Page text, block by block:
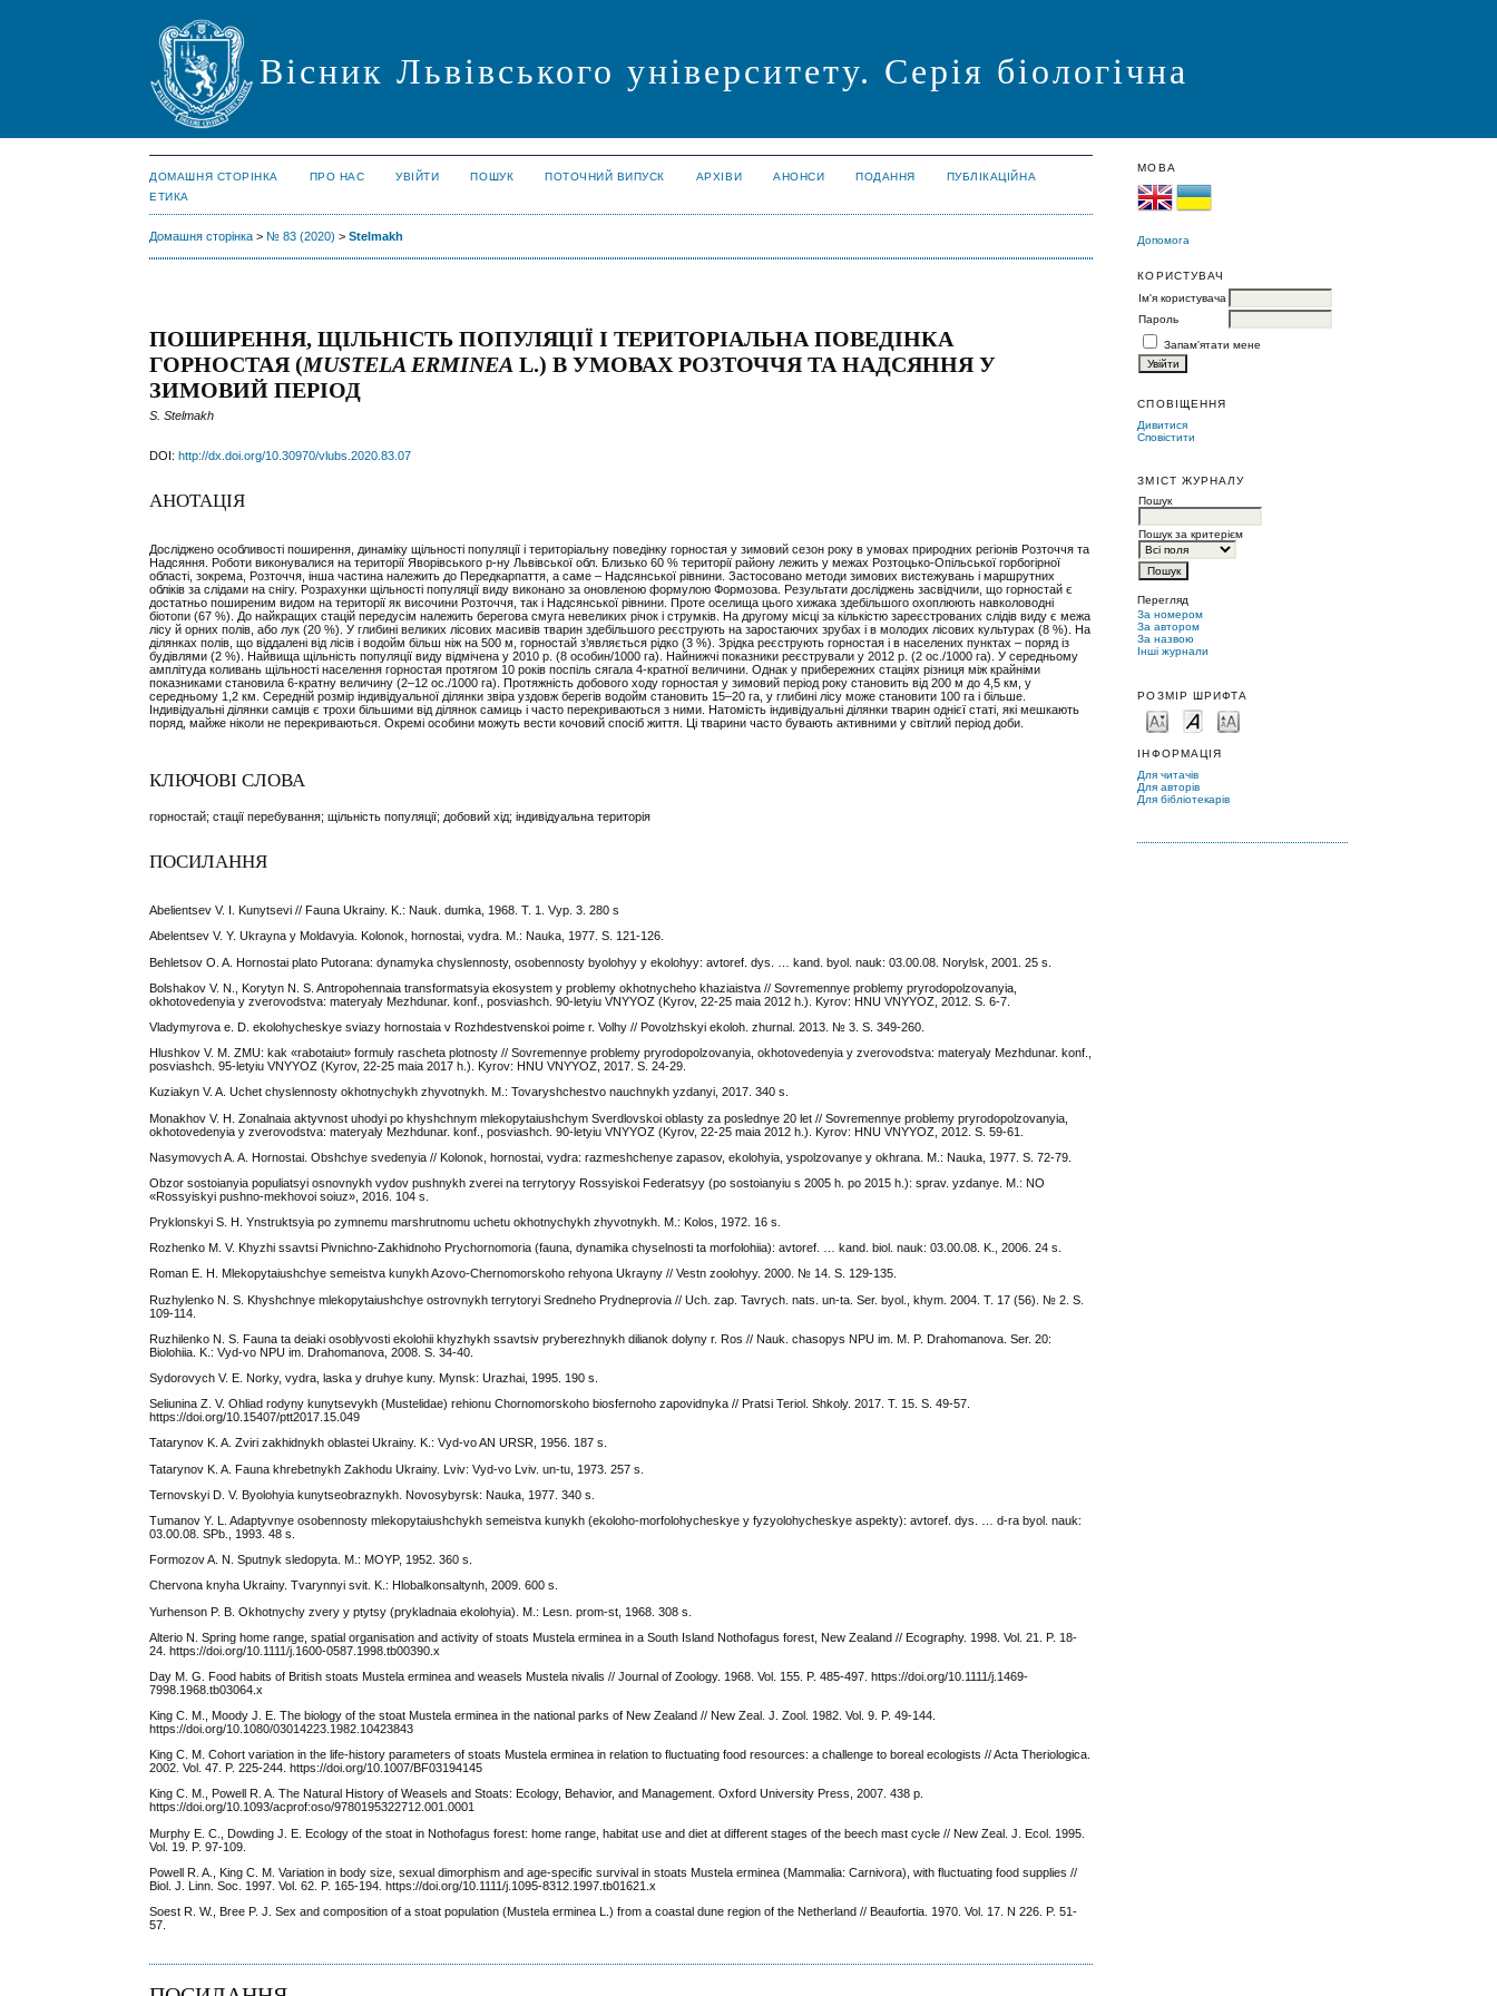
Вісник Львівського університету. Серія біологічна
МОВА
Допомога
КОРИСТУВАЧ
Ім'я користувача
Пароль
Запам'ятати мене
СПОВІЩЕННЯ
Дивитися
Сповістити
ЗМІСТ ЖУРНАЛУ
Пошук
Пошук за критерієм
Перегляд
За номером
За автором
За назвою
Інші журнали
РОЗМІР ШРИФТА
ІНФОРМАЦІЯ
Для читачів
Для авторів
Для бібліотекарів
ДОМАШНЯ СТОРІНКА ПРО НАС УВІЙТИ ПОШУК ПОТОЧНИЙ ВИПУСК АРХІВИ АНОНСИ ПОДАННЯ
ПУБЛІКАЦІЙНА
ЕТИКА
Домашня сторінка > № 83 (2020) >Stelmakh
ПОШИРЕННЯ, ЩІЛЬНІСТЬ ПОПУЛЯЦІЇ І ТЕРИТОРІАЛЬНА ПОВЕДІНКА
ГОРНОСТАЯ (MUSTELA ERMINEA L.) В УМОВАХ РОЗТОЧЧЯ ТА НАДСЯННЯ У
ЗИМОВИЙ ПЕРІОД
S. Stelmakh
DOI: http://dx.doi.org/10.30970/vlubs.2020.83.07
АНОТАЦІЯ
Досліджено особливості поширення, динаміку щільності популяції і територіальну поведінку горностая у зимовий сезон року в умовах природних регіонів Розточчя та
Надсяння. Роботи виконувалися на території Яворівського р-ну Львівської обл. Близько 60 % території району лежить у межах Розтоцько-Опільської горбогірної
області, зокрема, Розточчя, інша частина належить до Передкарпаття, а саме – Надсянської рівнини. Застосовано методи зимових вистежувань і маршрутних
обліків за слідами на снігу. Розрахунки щільності популяції виду виконано за оновленою формулою Формозова. Результати досліджень засвідчили, що горностай є
достатньо поширеним видом на території як височини Розточчя, так і Надсянської рівнини. Проте оселища цього хижака здебільшого охоплюють навколоводні
біотопи (67 %). До найкращих стацій передусім належить берегова смуга невеликих річок і струмків. На другому місці за кількістю зареєстрованих слідів виду є межа
лісу й орних полів, або лук (20 %). У глибині великих лісових масивів тварин здебільшого реєструють на заростаючих зрубах і в молодих лісових культурах (8 %). На
ділянках полів, що віддалені від лісів і водойм більш ніж на 500 м, горностай з’являється рідко (3 %). Зрідка реєструють горностая і в населених пунктах – поряд із
будівлями (2 %). Найвища щільність популяції виду відмічена у 2010 р. (8 особин/1000 га). Найнижчі показники реєстрували у 2012 р. (2 ос./1000 га). У середньому
амплітуда коливань щільності населення горностая протягом 10 років поспіль сягала 4-кратної величини. Однак у прибережних стаціях різниця між крайніми
показниками становила 6-кратну величину (2–12 ос./1000 га). Протяжність добового ходу горностая у зимовий період року становить від 200 м до 4,5 км, у
середньому 1,2 км. Середній розмір індивідуальної ділянки звіра уздовж берегів водойм становить 15–20 га, у глибині лісу може становити 100 га і більше.
Індивідуальні ділянки самців є трохи більшими від ділянок самиць і часто перекриваються з ними. Натомість індивідуальні ділянки тварин однієї статі, які мешкають
поряд, майже ніколи не перекриваються. Окремі особини можуть вести кочовий спосіб життя. Ці тварини часто бувають активними у світлий період доби.
КЛЮЧОВІ СЛОВА
горностай; стації перебування; щільність популяції; добовий хід; індивідуальна територія
ПОСИЛАННЯ
Abelientsev V. I. Kunytsevi // Fauna Ukrainy. K.: Nauk. dumka, 1968. T. 1. Vyp. 3. 280 s
Abelentsev V. Y. Ukrayna y Moldavyia. Kolonok, hornostai, vydra. M.: Nauka, 1977. S. 121-126.
Behletsov O. A. Hornostai plato Putorana: dynamyka chyslennosty, osobennosty byolohyy y ekolohyy: avtoref. dys. … kand. byol. nauk: 03.00.08. Norylsk, 2001. 25 s.
Bolshakov V. N., Korytyn N. S. Antropohennaia transformatsyia ekosystem y problemy okhotnycheho khaziaistva // Sovremennye problemy pryrodopolzovanyia,
okhotovedenyia y zverovodstva: materyaly Mezhdunar. konf., posviashch. 90-letyiu VNYYOZ (Kyrov, 22-25 maia 2012 h.). Kyrov: HNU VNYYOZ, 2012. S. 6-7.
Vladymyrova e. D. ekolohycheskye sviazy hornostaia v Rozhdestvenskoi poime r. Volhy // Povolzhskyi ekoloh. zhurnal. 2013. № 3. S. 349-260.
Hlushkov V. M. ZMU: kak «rabotaiut» formuly rascheta plotnosty // Sovremennye problemy pryrodopolzovanyia, okhotovedenyia y zverovodstva: materyaly Mezhdunar. konf.,
posviashch. 95-letyiu VNYYOZ (Kyrov, 22-25 maia 2017 h.). Kyrov: HNU VNYYOZ, 2017. S. 24-29.
Kuziakyn V. A. Uchet chyslennosty okhotnychykh zhyvotnykh. M.: Tovaryshchestvo nauchnykh yzdanyi, 2017. 340 s.
Monakhov V. H. Zonalnaia aktyvnost uhodyi po khyshchnym mlekopytaiushchym Sverdlovskoi oblasty za poslednye 20 let // Sovremennye problemy pryrodopolzovanyia,
okhotovedenyia y zverovodstva: materyaly Mezhdunar. konf., posviashch. 90-letyiu VNYYOZ (Kyrov, 22-25 maia 2012 h.). Kyrov: HNU VNYYOZ, 2012. S. 59-61.
Nasymovych A. A. Hornostai. Obshchye svedenyia // Kolonok, hornostai, vydra: razmeshchenye zapasov, ekolohyia, yspolzovanye y okhrana. M.: Nauka, 1977. S. 72-79.
Obzor sostoianyia populiatsyi osnovnykh vydov pushnykh zverei na terrytoryy Rossyiskoi Federatsyy (po sostoianyiu s 2005 h. po 2015 h.): sprav. yzdanye. M.: NO
«Rossyiskyi pushno-mekhovoi soiuz», 2016. 104 s.
Pryklonskyi S. H. Ynstruktsyia po zymnemu marshrutnomu uchetu okhotnychykh zhyvotnykh. M.: Kolos, 1972. 16 s.
Rozhenko M. V. Khyzhi ssavtsi Pivnichno-Zakhidnoho Prychornomoria (fauna, dynamika chyselnosti ta morfolohiia): avtoref. … kand. biol. nauk: 03.00.08. K., 2006. 24 s.
Roman E. H. Mlekopytaiushchye semeistva kunykh Azovo-Chernomorskoho rehyona Ukrayny // Vestn zoolohyy. 2000. № 14. S. 129-135.
Ruzhylenko N. S. Khyshchnye mlekopytaiushchye ostrovnykh terrytoryi Sredneho Prydneprovia // Uch. zap. Tavrych. nats. un-ta. Ser. byol., khym. 2004. T. 17 (56). № 2. S.
109-114.
Ruzhilenko N. S. Fauna ta deiaki osoblyvosti ekolohii khyzhykh ssavtsiv pryberezhnykh dilianok dolyny r. Ros // Nauk. chasopys NPU im. M. P. Drahomanova. Ser. 20:
Biolohiia. K.: Vyd-vo NPU im. Drahomanova, 2008. S. 34-40.
Sydorovych V. E. Norky, vydra, laska y druhye kuny. Mynsk: Urazhai, 1995. 190 s.
Seliunina Z. V. Ohliad rodyny kunytsevykh (Mustelidae) rehionu Chornomorskoho biosfernoho zapovidnyka // Pratsi Teriol. Shkoly. 2017. T. 15. S. 49-57.
https://doi.org/10.15407/ptt2017.15.049
Tatarynov K. A. Zviri zakhidnykh oblastei Ukrainy. K.: Vyd-vo AN URSR, 1956. 187 s.
Tatarynov K. A. Fauna khrebetnykh Zakhodu Ukrainy. Lviv: Vyd-vo Lviv. un-tu, 1973. 257 s.
Ternovskyi D. V. Byolohyia kunytseobraznykh. Novosybyrsk: Nauka, 1977. 340 s.
Tumanov Y. L. Adaptyvnye osobennosty mlekopytaiushchykh semeistva kunykh (ekoloho-morfolohycheskye y fyzyolohycheskye aspekty): avtoref. dys. … d-ra byol. nauk:
03.00.08. SPb., 1993. 48 s.
Formozov A. N. Sputnyk sledopyta. M.: MOYP, 1952. 360 s.
Chervona knyha Ukrainy. Tvarynnyi svit. K.: Hlobalkonsaltynh, 2009. 600 s.
Yurhenson P. B. Okhotnychy zvery y ptytsy (prykladnaia ekolohyia). M.: Lesn. prom-st, 1968. 308 s.
Alterio N. Spring home range, spatial organisation and activity of stoats Mustela erminea in a South Island Nothofagus forest, New Zealand // Ecography. 1998. Vol. 21. P. 18-
24. https://doi.org/10.1111/j.1600-0587.1998.tb00390.x
Day M. G. Food habits of British stoats Mustela erminea and weasels Mustela nivalis // Journal of Zoology. 1968. Vol. 155. P. 485-497. https://doi.org/10.1111/j.1469-
7998.1968.tb03064.x
King C. M., Moody J. E. The biology of the stoat Mustela erminea in the national parks of New Zealand // New Zeal. J. Zool. 1982. Vol. 9. P. 49-144.
https://doi.org/10.1080/03014223.1982.10423843
King C. M. Cohort variation in the life-history parameters of stoats Mustela erminea in relation to fluctuating food resources: a challenge to boreal ecologists // Acta Theriologica.
2002. Vol. 47. P. 225-244. https://doi.org/10.1007/BF03194145
King C. M., Powell R. A. The Natural History of Weasels and Stoats: Ecology, Behavior, and Management. Oxford University Press, 2007. 438 p.
https://doi.org/10.1093/acprof:oso/9780195322712.001.0001
Murphy E. C., Dowding J. E. Ecology of the stoat in Nothofagus forest: home range, habitat use and diet at different stages of the beech mast cycle // New Zeal. J. Ecol. 1995.
Vol. 19. P. 97-109.
Powell R. A., King C. M. Variation in body size, sexual dimorphism and age-specific survival in stoats Mustela erminea (Mammalia: Carnivora), with fluctuating food supplies //
Biol. J. Linn. Soc. 1997. Vol. 62. P. 165-194. https://doi.org/10.1111/j.1095-8312.1997.tb01621.x
Soest R. W., Bree P. J. Sex and composition of a stoat population (Mustela erminea L.) from a coastal dune region of the Netherland // Beaufortia. 1970. Vol. 17. N 226. P. 51-
57.